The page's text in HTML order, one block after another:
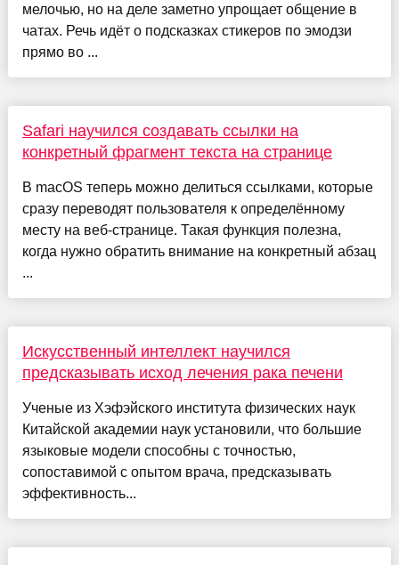
мелочью, но на деле заметно упрощает общение в
чатах. Речь идёт о подсказках стикеров по эмодзи
прямо во ...
Safari научился создавать ссылки на
конкретный фрагмент текста на странице
В macOS теперь можно делиться ссылками, которые
сразу переводят пользователя к определённому
месту на веб-странице. Такая функция полезна,
когда нужно обратить внимание на конкретный абзац
...
Искусственный интеллект научился
предсказывать исход лечения рака печени
Ученые из Хэфэйского института физических наук
Китайской академии наук установили, что большие
языковые модели способны с точностью,
сопоставимой с опытом врача, предсказывать
эффективность...